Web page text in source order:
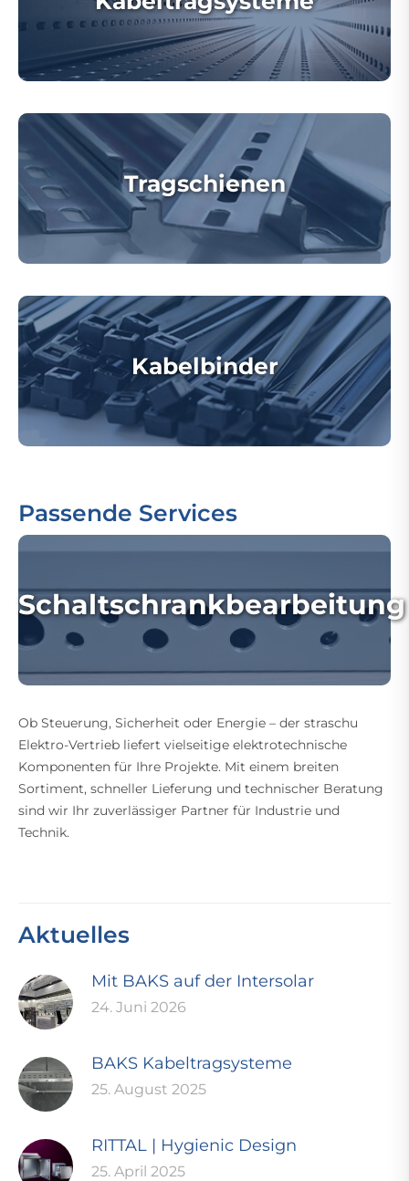
Tragschienen
Kabelbinder
Passende Services
Schaltschrankbearbeitung
Ob Steuerung, Sicherheit oder Energie – der straschu
Elektro-Vertrieb liefert vielseitige elektrotechnische
Komponenten für Ihre Projekte. Mit einem breiten
Sortiment, schneller Lieferung und technischer Beratung
sind wir Ihr zuverlässiger Partner für Industrie und
Technik.
Aktuelles
Mit BAKS auf der Intersolar
24. Juni 2026
BAKS Kabeltragsysteme
25. August 2025
RITTAL | Hygienic Design
25. April 2025